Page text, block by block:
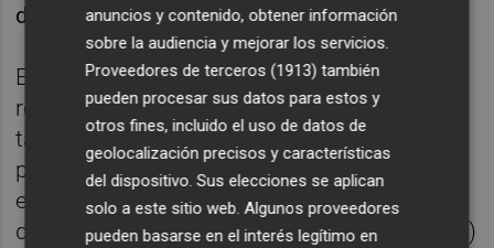
dramático.
El monográfico de la Filmoteca servirá para
recordar al público murciano el enorme
talento de este intérprete, quien entre otros
premios obtuvo la Medalla de Oro al Mérito
en las Bellas Artes (1985), la Espiga de Oro
de la Semana de Cine de Valladolid (Seminci)
anuncios y contenido, obtener información
sobre la audiencia y mejorar los servicios.
Proveedores de terceros (1913) también
pueden procesar sus datos para estos y
otros fines, incluido el uso de datos de
geolocalización precisos y características
del dispositivo. Sus elecciones se aplican
solo a este sitio web. Algunos proveedores
pueden basarse en el interés legítimo en